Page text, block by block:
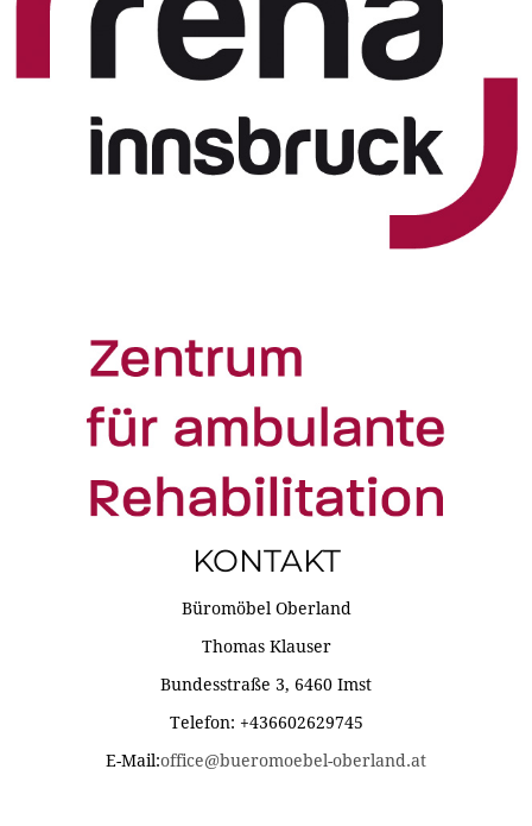
KONTAKT
Büromöbel Oberland
Thomas Klauser
Bundesstraße 3, 6460 Imst
Telefon: +436602629745
E-Mail:office@bueromoebel-oberland.at